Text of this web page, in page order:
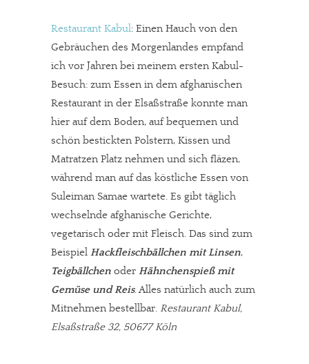
Restaurant Kabul: Einen Hauch von den
Gebräuchen des Morgenlandes empfand
ich vor Jahren bei meinem ersten Kabul-
Besuch: zum Essen in dem afghanischen
Restaurant in der Elsaßstraße konnte man
hier auf dem Boden, auf bequemen und
schön bestickten Polstern, Kissen und
Matratzen Platz nehmen und sich fläzen,
während man auf das köstliche Essen von
Suleiman Samae wartete. Es gibt täglich
wechselnde afghanische Gerichte,
vegetarisch oder mit Fleisch. Das sind zum
Beispiel Hackfleischbällchen mit Linsen,
Teigbällchen oder Hähnchenspieß mit
Gemüse und Reis. Alles natürlich auch zum
Mitnehmen bestellbar. Restaurant Kabul,
Elsaßstraße 32, 50677 Köln